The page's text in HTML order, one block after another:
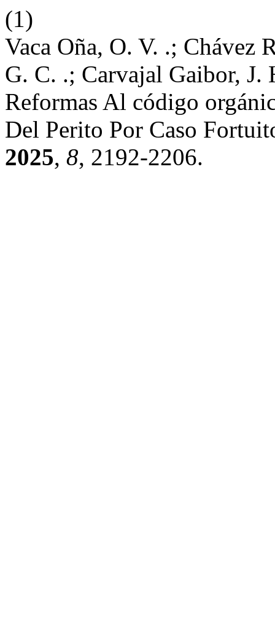
(1)
Vaca Oña, O. V. .; Chávez
G. C. .; Carvajal Gaibor, J.
Reformas Al código
Del Perito Por Caso
2025, 8, 2192-2206.